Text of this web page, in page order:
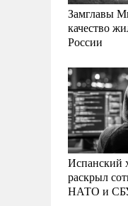
Замглавы
качество
России
Испанский
раскрыл
НАТО и